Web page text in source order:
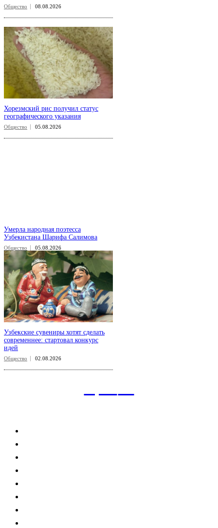
Общество 08.08.2026
Хорезмский рис получил статус
географического указания
Общество 05.08.2026
Умерла народная поэтесса
Узбекистана Шарифа Салимова
Общество 05.08.2026
Узбекские сувениры хотят сделать
современнее: стартовал конкурс
идей
Общество 02.08.2026